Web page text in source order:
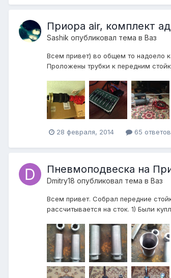
Приора air, комплект
Sashik опубликовал тема в Ваз
Всем привет) во общем то надоело
Проложены трубки к передним
28 февраля, 2014 65 ответов
Пневмоподвеска на
Dmitry18 опубликовал тема в Ваз
Всем привет. Собрал передние
рассчитывается на сток. 1) Были